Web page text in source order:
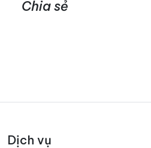
Chia sẻ
Dịch vụ